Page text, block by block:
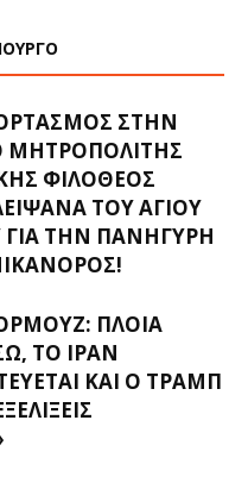
ΣΤΗΝ
ΜΗΤΡΟΠΟΛΊΤΗΣ
ΦΙΛΌΘΕΟΣ
ΤΟΥ ΑΓΊΟΥ
ΤΗΝ ΠΑΝΉΓΥΡΗ
ΠΛΟΊΑ
ΤΟ ΙΡΆΝ
ΚΑΙ Ο ΤΡΑΜΠ